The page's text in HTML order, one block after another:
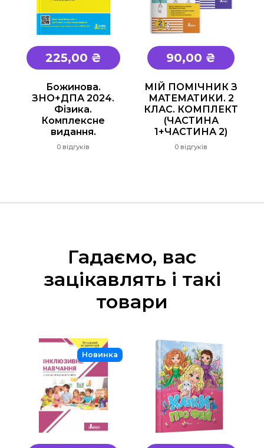
225,00 ₴
Божинова.
ЗНО+ДПА 2024.
Фізика.
Комплексне
видання.
0 відгуків
90,00 ₴
МІЙ ПОМІЧНИК З
МАТЕМАТИКИ. 2
КЛАС. КОМПЛЕКТ
(ЧАСТИНА
1+ЧАСТИНА 2)
0 відгуків
Гадаємо, вас
зацікавлять і такі
товари
Новинка